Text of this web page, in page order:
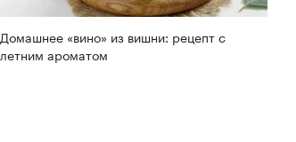
Домашнее «вино» из вишни: рецепт с
летним ароматом